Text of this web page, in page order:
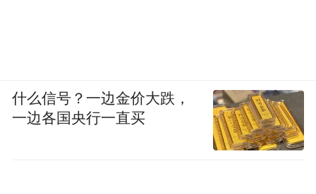
什么信号？一边金价大跌，
一边各国央行一直买